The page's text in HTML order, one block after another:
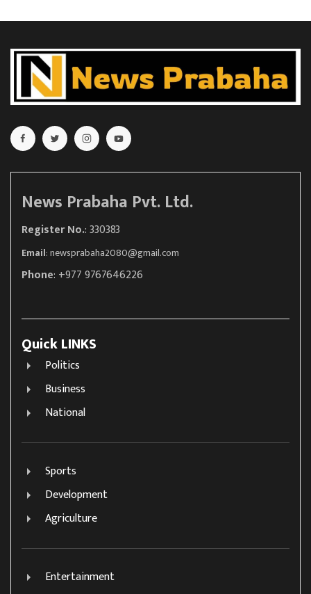
News Prabaha Pvt. Ltd.
Register No.: 330383
Email:newsprabaha2080@gmail.com
Phone: +977 9767646226
Quick LINKS
Politics
Business
National
Sports
Development
Agriculture
Entertainment